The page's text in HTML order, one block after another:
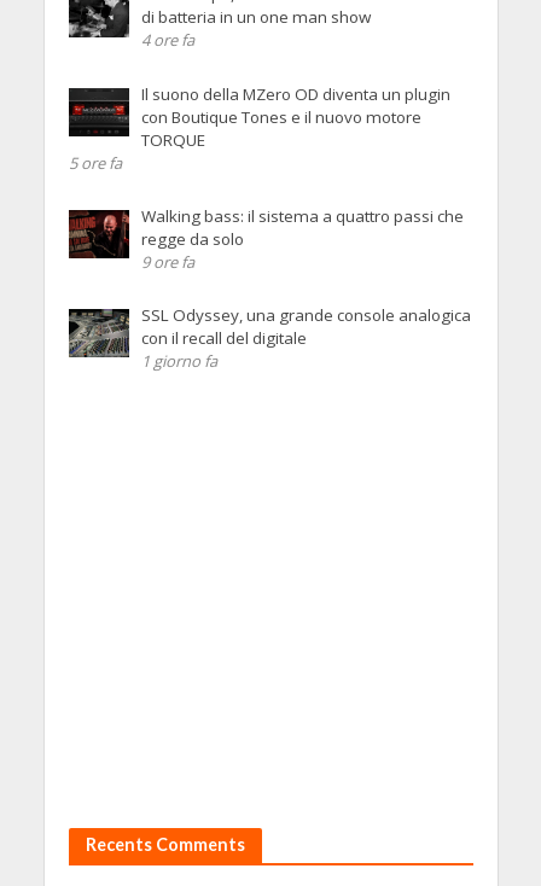
di batteria in un one man show
4 ore fa
Il suono della MZero OD diventa un plugin
con Boutique Tones e il nuovo motore
TORQUE
5 ore fa
Walking bass: il sistema a quattro passi che
regge da solo
9 ore fa
SSL Odyssey, una grande console analogica
con il recall del digitale
1 giorno fa
Recents Comments